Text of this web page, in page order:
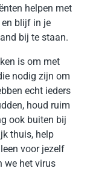
helpen met
en blijf in je
bij te staan.
is om met
nodig zijn om
echt ieders
houd ruim
ook buiten bij
thuis, help
voor jezelf
we het virus